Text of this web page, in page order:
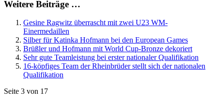
Weitere Beiträge …
Gesine Ragwitz überrascht mit zwei U23 WM-
Einermedaillen
Silber für Katinka Hofmann bei den European Games
Brüßler und Hofmann mit World Cup-Bronze dekoriert
Sehr gute Teamleistung bei erster nationaler Qualifikation
16-köpfiges Team der Rheinbrüder stellt sich der nationalen
Qualifikation
Seite 3 von 17